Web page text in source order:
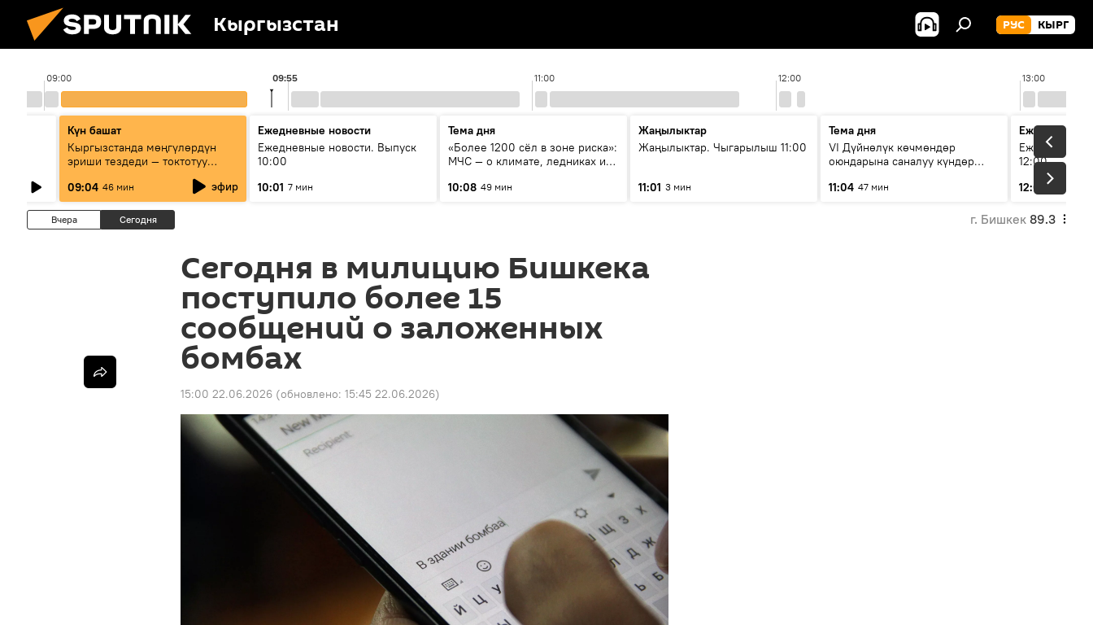
Кыргызстан РУС КЫРГ
09:00 11:00 12:00 13:00
09:55
Күн башат
Кыргызстанда мөңгүлөрдүн
эриши тездеди — токтотуу
09:04 46 мин эфир
Ежедневные новости
Ежедневные новости. Выпуск
10:00
10:01 7 мин
Тема дня
«Более 1200 сёл в зоне риска»:
МЧС — о климате, ледниках и
населения
10:08 49 мин
Жаңылыктар
Жаңылыктар. Чыгарылыш 11:00
11:01 3 мин
Тема дня
VI Дүйнөлүк көчмөндөр
оюндарына саналуу күндөр
этапка жетти?
11:04 47 мин
Ежедневные
Ежедневные
12:00
12:01
3 мин
Вчера Сегодня г. Бишкек 89.3
Сегодня в милицию Бишкека
поступило более 15
сообщений о заложенных
бомбах
15:00 22.06.2026 (обновлено: 15:45 22.06.2026)